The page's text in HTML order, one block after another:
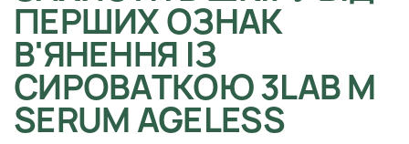
ПЕРШИХ ОЗНАК
В'ЯНЕННЯ ІЗ
СИРОВАТКОЮ 3LAB M
SERUM AGELESS